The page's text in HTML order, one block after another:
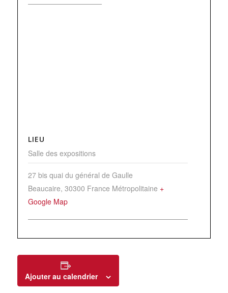
LIEU
Salle des expositions
27 bis quai du général de Gaulle
Beaucaire, 30300 France Métropolitaine +
Google Map
Ajouter au calendrier